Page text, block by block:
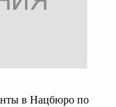
в Нацбюро по